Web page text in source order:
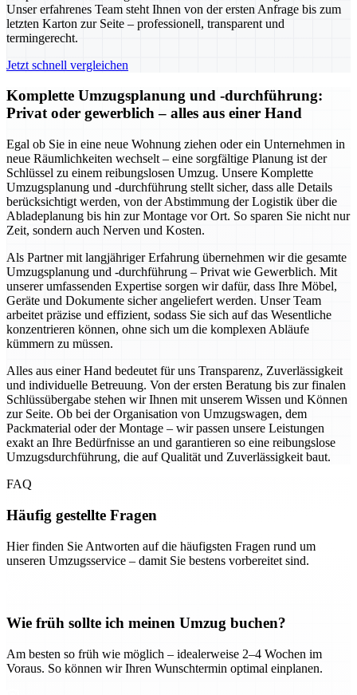
Unser erfahrenes Team steht Ihnen von der ersten Anfrage bis zum
letzten Karton zur Seite – professionell, transparent und
termingerecht.
Jetzt schnell vergleichen
Komplette Umzugsplanung und -durchführung:
Privat oder gewerblich – alles aus einer Hand
Egal ob Sie in eine neue Wohnung ziehen oder ein Unternehmen in
neue Räumlichkeiten wechselt – eine sorgfältige Planung ist der
Schlüssel zu einem reibungslosen Umzug. Unsere Komplette
Umzugsplanung und -durchführung stellt sicher, dass alle Details
berücksichtigt werden, von der Abstimmung der Logistik über die
Abladeplanung bis hin zur Montage vor Ort. So sparen Sie nicht nur
Zeit, sondern auch Nerven und Kosten.
Als Partner mit langjähriger Erfahrung übernehmen wir die gesamte
Umzugsplanung und -durchführung – Privat wie Gewerblich. Mit
unserer umfassenden Expertise sorgen wir dafür, dass Ihre Möbel,
Geräte und Dokumente sicher angeliefert werden. Unser Team
arbeitet präzise und effizient, sodass Sie sich auf das Wesentliche
konzentrieren können, ohne sich um die komplexen Abläufe
kümmern zu müssen.
Alles aus einer Hand bedeutet für uns Transparenz, Zuverlässigkeit
und individuelle Betreuung. Von der ersten Beratung bis zur finalen
Schlüssübergabe stehen wir Ihnen mit unserem Wissen und Können
zur Seite. Ob bei der Organisation von Umzugswagen, dem
Packmaterial oder der Montage – wir passen unsere Leistungen
exakt an Ihre Bedürfnisse an und garantieren so eine reibungslose
Umzugsdurchführung, die auf Qualität und Zuverlässigkeit baut.
FAQ
Häufig gestellte Fragen
Hier finden Sie Antworten auf die häufigsten Fragen rund um
unseren Umzugsservice – damit Sie bestens vorbereitet sind.
Wie früh sollte ich meinen Umzug buchen?
Am besten so früh wie möglich – idealerweise 2–4 Wochen im
Voraus. So können wir Ihren Wunschtermin optimal einplanen.